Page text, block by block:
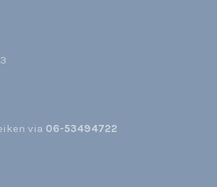
via 06-53494722